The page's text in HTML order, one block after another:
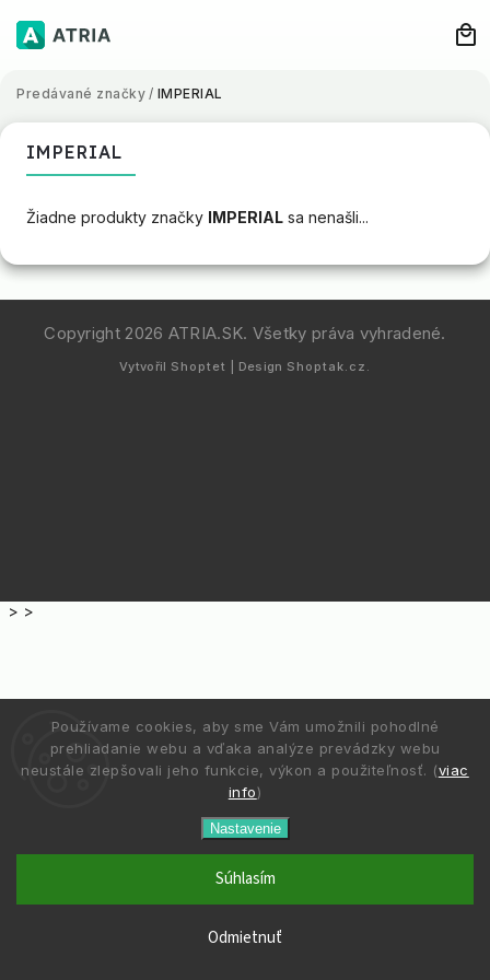
Používame cookies, aby sme Vám umožnili pohodlné
prehliadanie webu a vďaka analýze prevádzky webu
neustále zlepšovali jeho funkcie, výkon a použiteľnosť. (viac
info)
Nastavenie
Odmietnuť
Súhlasím
Predávané značky / IMPERIAL
IMPERIAL
Žiadne produkty značky IMPERIAL sa nenašli...
Copyright 2026 ATRIA.SK. Všetky práva vyhradené.
Vytvořil Shoptet | Design Shoptak.cz.
> >